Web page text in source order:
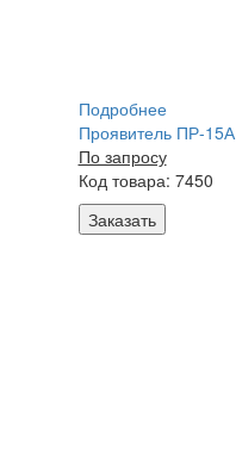
Подробнее
Проявитель ПР-15А
По запросу
Код товара: 7450
Заказать